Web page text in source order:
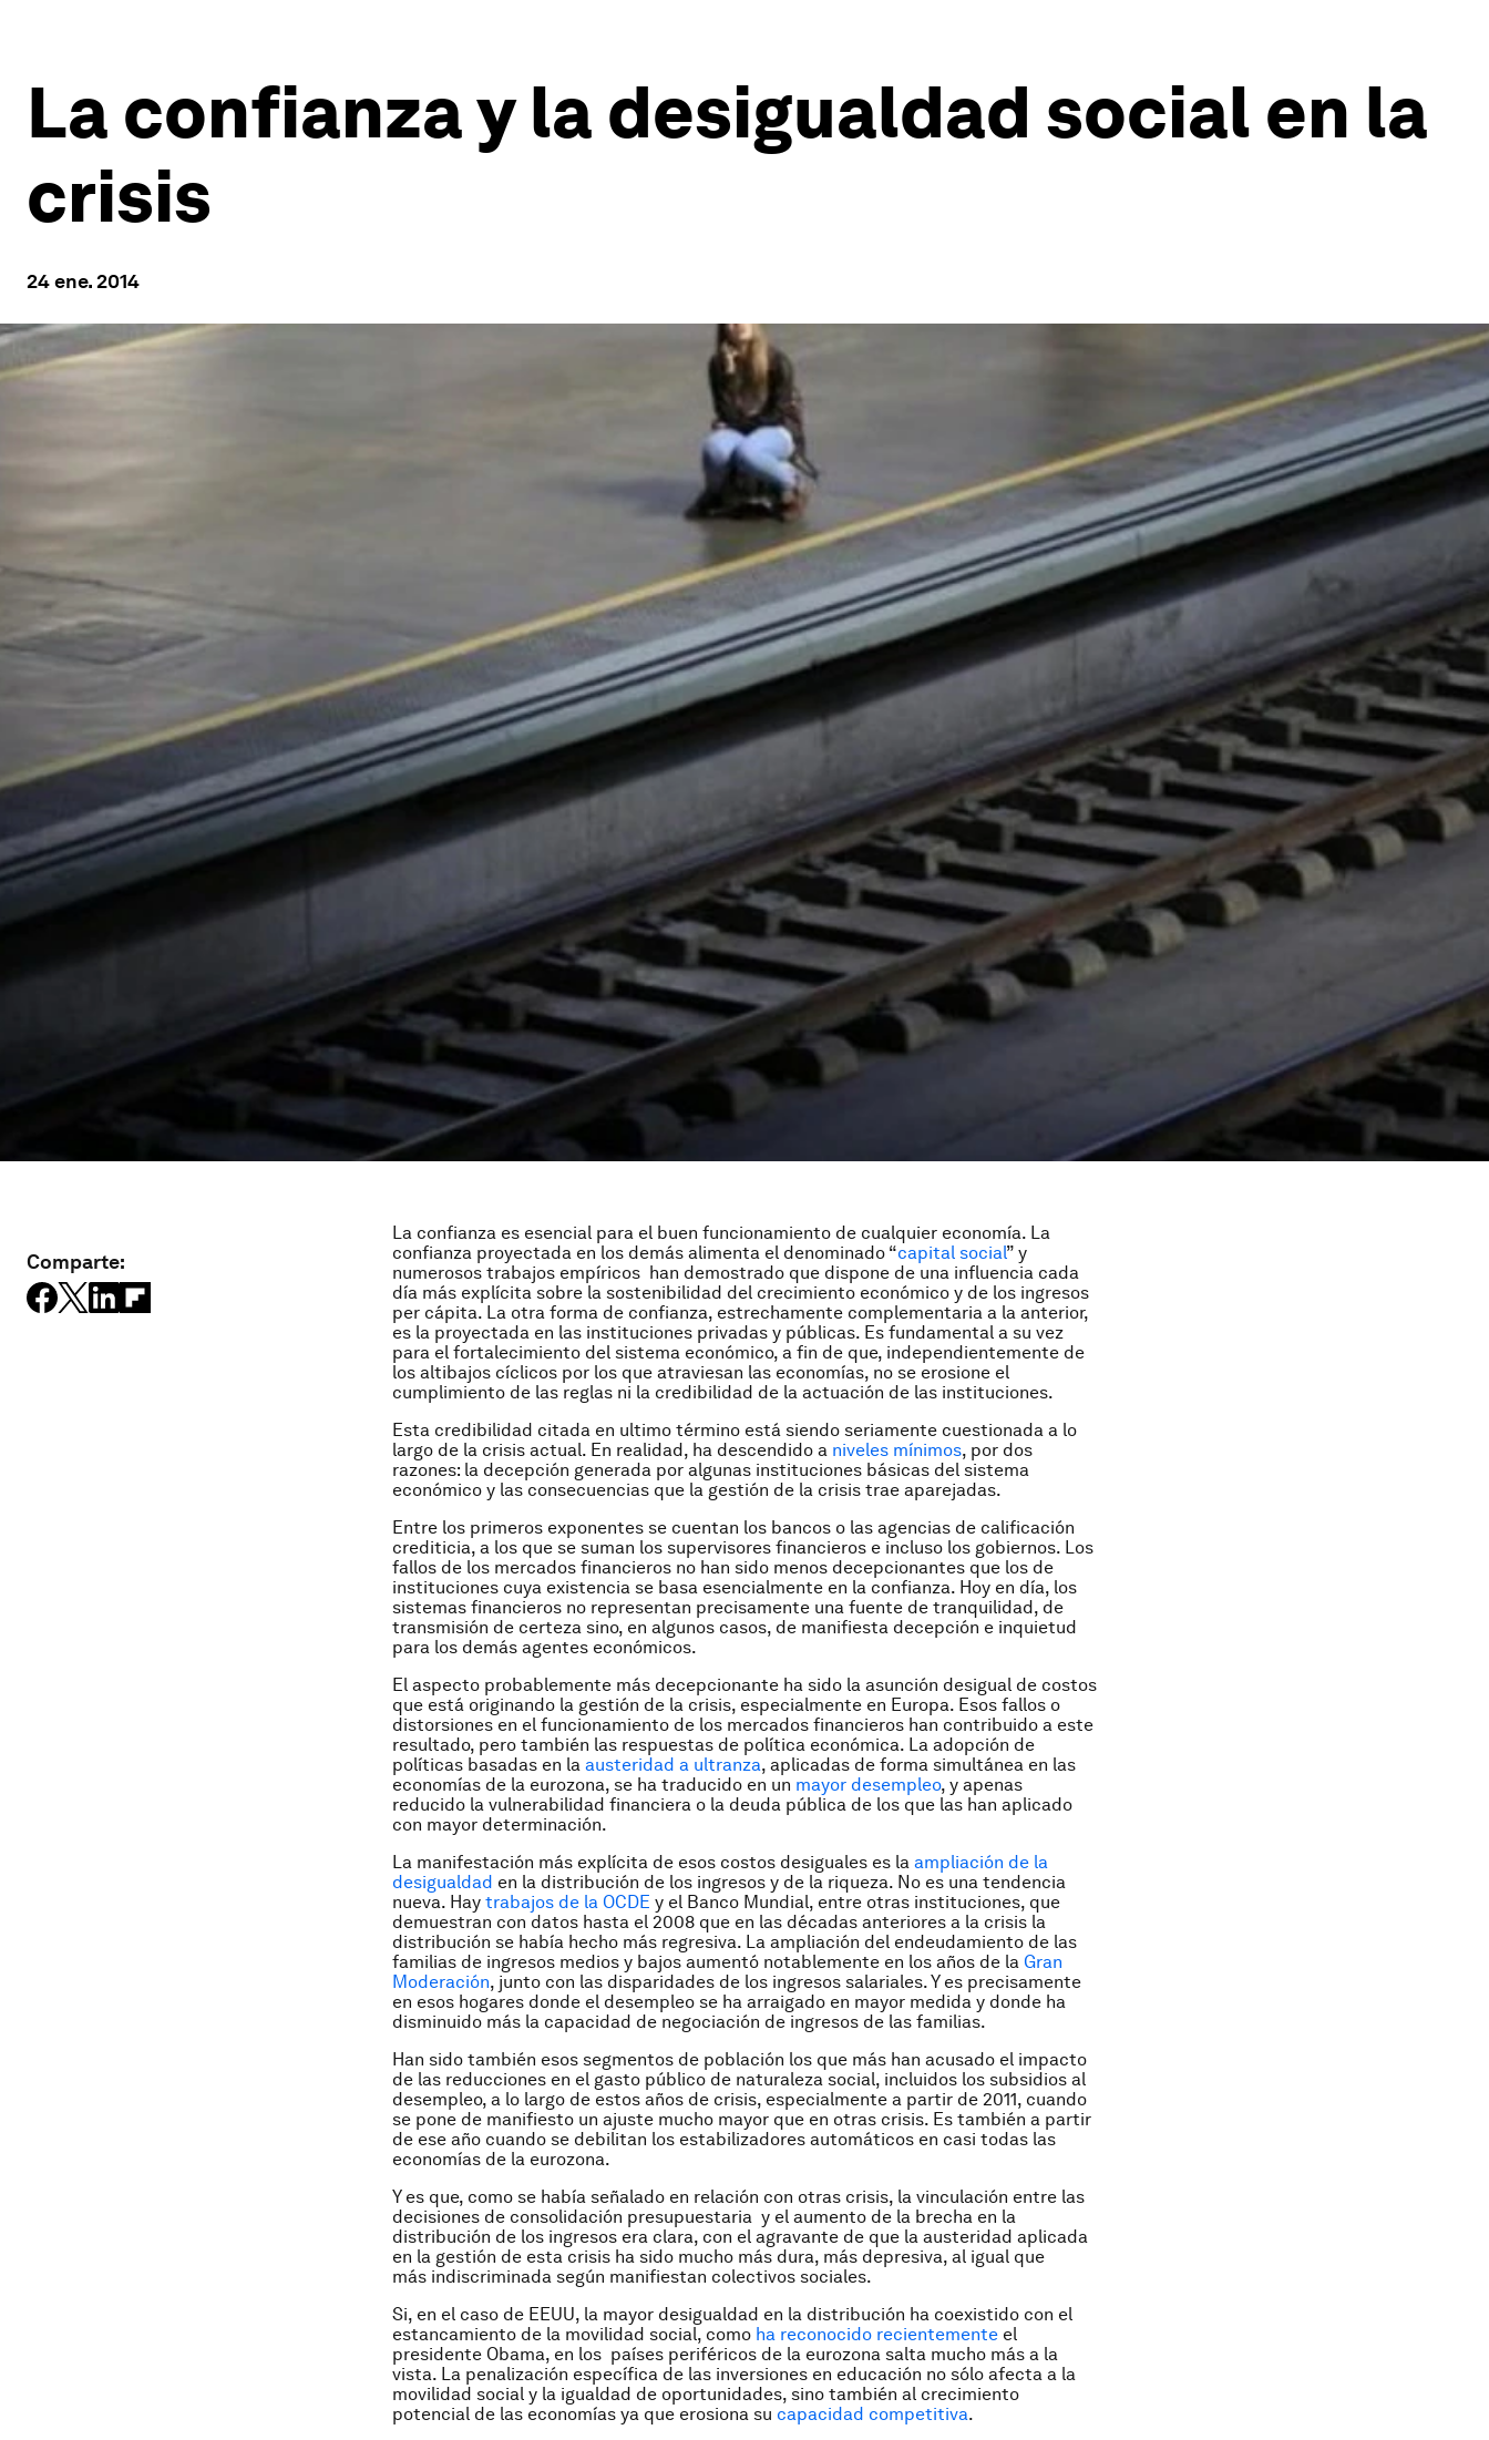
La confianza y la desigualdad social en la
crisis
24 ene. 2014
Comparte:
La confianza es esencial para el buen funcionamiento de cualquier economía. La
confianza proyectada en los demás alimenta el denominado “capital social” y
numerosos trabajos empíricos han demostrado que dispone de una influencia cada
día más explícita sobre la sostenibilidad del crecimiento económico y de los ingresos
per cápita. La otra forma de confianza, estrechamente complementaria a la anterior,
es la proyectada en las instituciones privadas y públicas. Es fundamental a su vez
para el fortalecimiento del sistema económico, a fin de que, independientemente de
los altibajos cíclicos por los que atraviesan las economías, no se erosione el
cumplimiento de las reglas ni la credibilidad de la actuación de las instituciones.
Esta credibilidad citada en ultimo término está siendo seriamente cuestionada a lo
largo de la crisis actual. En realidad, ha descendido a niveles mínimos, por dos
razones: la decepción generada por algunas instituciones básicas del sistema
económico y las consecuencias que la gestión de la crisis trae aparejadas.
Entre los primeros exponentes se cuentan los bancos o las agencias de calificación
crediticia, a los que se suman los supervisores financieros e incluso los gobiernos. Los
fallos de los mercados financieros no han sido menos decepcionantes que los de
instituciones cuya existencia se basa esencialmente en la confianza. Hoy en día, los
sistemas financieros no representan precisamente una fuente de tranquilidad, de
transmisión de certeza sino, en algunos casos, de manifiesta decepción e inquietud
para los demás agentes económicos.
El aspecto probablemente más decepcionante ha sido la asunción desigual de costos
que está originando la gestión de la crisis, especialmente en Europa. Esos fallos o
distorsiones en el funcionamiento de los mercados financieros han contribuido a este
resultado, pero también las respuestas de política económica. La adopción de
políticas basadas en la austeridad a ultranza, aplicadas de forma simultánea en las
economías de la eurozona, se ha traducido en un mayor desempleo, y apenas
reducido la vulnerabilidad financiera o la deuda pública de los que las han aplicado
con mayor determinación.
La manifestación más explícita de esos costos desiguales es la ampliación de la
desigualdad en la distribución de los ingresos y de la riqueza. No es una tendencia
nueva. Hay trabajos de la OCDE y el Banco Mundial, entre otras instituciones, que
demuestran con datos hasta el 2008 que en las décadas anteriores a la crisis la
distribución se había hecho más regresiva. La ampliación del endeudamiento de las
familias de ingresos medios y bajos aumentó notablemente en los años de la Gran
Moderación, junto con las disparidades de los ingresos salariales. Y es precisamente
en esos hogares donde el desempleo se ha arraigado en mayor medida y donde ha
disminuido más la capacidad de negociación de ingresos de las familias.
Han sido también esos segmentos de población los que más han acusado el impacto
de las reducciones en el gasto público de naturaleza social, incluidos los subsidios al
desempleo, a lo largo de estos años de crisis, especialmente a partir de 2011, cuando
se pone de manifiesto un ajuste mucho mayor que en otras crisis. Es también a partir
de ese año cuando se debilitan los estabilizadores automáticos en casi todas las
economías de la eurozona.
Y es que, como se había señalado en relación con otras crisis, la vinculación entre las
decisiones de consolidación presupuestaria y el aumento de la brecha en la
distribución de los ingresos era clara, con el agravante de que la austeridad aplicada
en la gestión de esta crisis ha sido mucho más dura, más depresiva, al igual que
más indiscriminada según manifiestan colectivos sociales.
Si, en el caso de EEUU, la mayor desigualdad en la distribución ha coexistido con el
estancamiento de la movilidad social, como ha reconocido recientemente el
presidente Obama, en los países periféricos de la eurozona salta mucho más a la
vista. La penalización específica de las inversiones en educación no sólo afecta a la
movilidad social y la igualdad de oportunidades, sino también al crecimiento
potencial de las economías ya que erosiona su capacidad competitiva.